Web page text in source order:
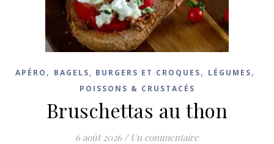
APÉRO , BAGELS, BURGERS ET CROQUES, LÉGUMES,
POISSONS & CRUSTACÉS
Bruschettas au thon
6 août 2026 / Un commentaire